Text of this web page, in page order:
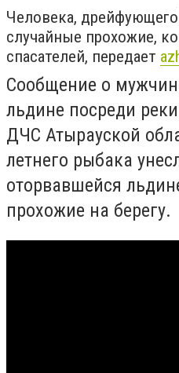
Человека,
случайные прохожие,
спасателей, передает
Сообщение о
льдине посреди
ДЧС Атырауской
летнего рыбака
оторвавшейся
прохожие на берегу.